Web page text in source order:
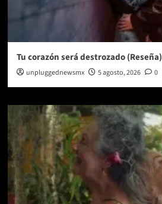
Tu corazón será destrozado (Reseña)
unpluggednewsmx 5 agosto, 2026 0